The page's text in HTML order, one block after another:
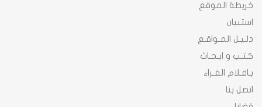
خريطة الموقع
استبيان
دلـيـل المـواقـع
كـتـب و ابـحـاث
بـاقـلام القـراء
اتصل بنا